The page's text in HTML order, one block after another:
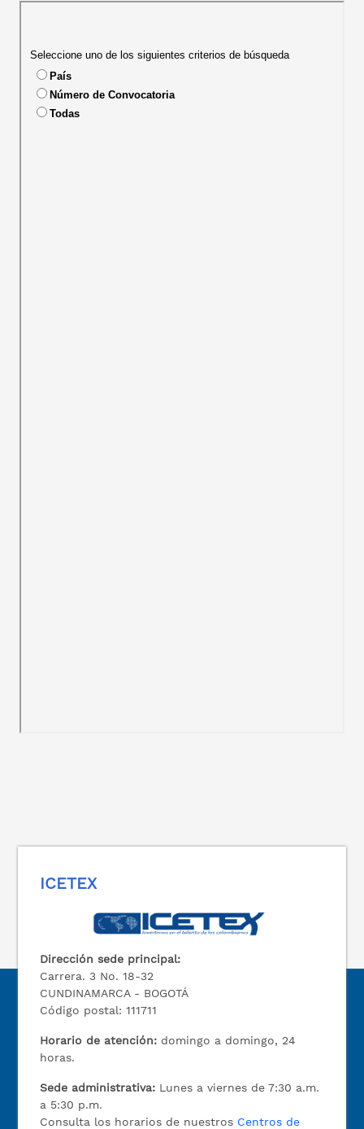
ICETEX
Dirección sede principal:
Carrera. 3 No. 18-32
CUNDINAMARCA - BOGOTÁ
Código postal: 111711
Horario de atención: domingo a domingo, 24
horas.
Sede administrativa: Lunes a viernes de 7:30 a.m.
a 5:30 p.m.
Consulta los horarios de nuestros Centros de